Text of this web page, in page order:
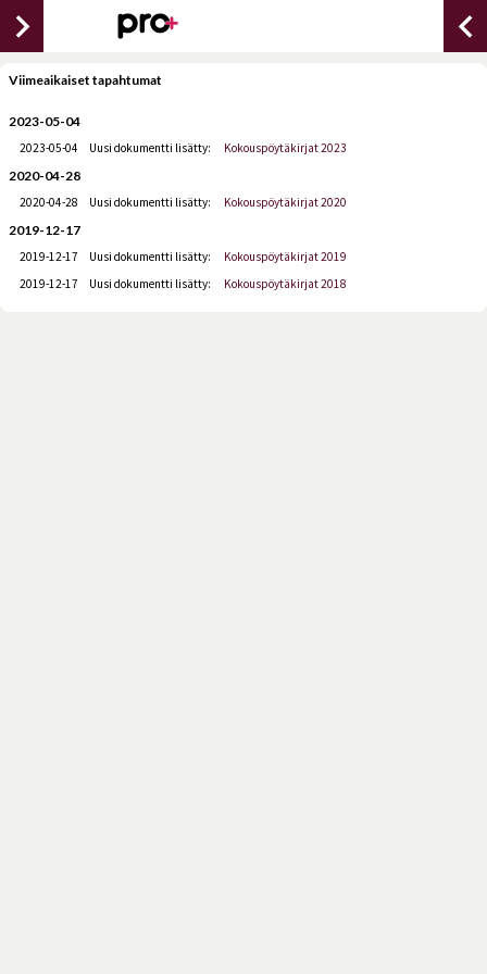
chevron_right chevron_left
Viimeaikaiset tapahtumat
2023-05-04
2023-05-04 Uusi dokumentti lisätty: Kokouspöytäkirjat 2023
2020-04-28
2020-04-28 Uusi dokumentti lisätty: Kokouspöytäkirjat 2020
2019-12-17
2019-12-17 Uusi dokumentti lisätty:
Kokouspöytäkirjat 2019
2019-12-17
Uusi dokumentti lisätty: Kokouspöytäkirjat 2018